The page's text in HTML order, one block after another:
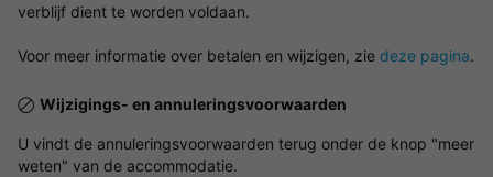
verblijf dient te worden voldaan.
Voor meer informatie over betalen en wijzigen, zie deze pagina.
Wijzigings- en annuleringsvoorwaarden
U vindt de annuleringsvoorwaarden terug onder de knop "meer
weten" van de accommodatie.